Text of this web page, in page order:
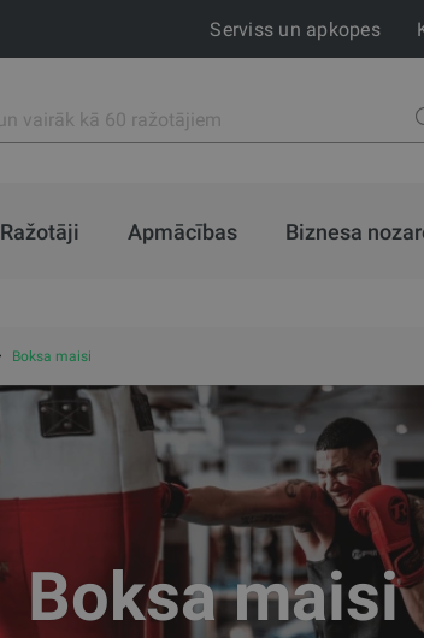
Serviss un apkopes
Ražotāji Apmācības Biznesa
Boksa maisi
Boksa maisi